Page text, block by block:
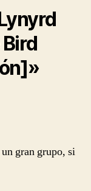
gran grupo, si